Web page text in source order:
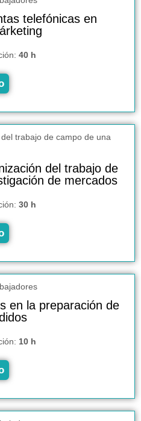
telefónicas en
40 h
del trabajo de
de mercados
30 h
en la preparación de
10 h